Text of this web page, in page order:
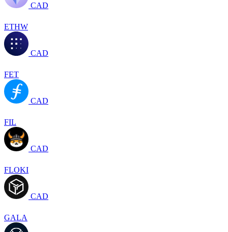
CAD
ETHW
CAD
FET
CAD
FIL
CAD
FLOKI
CAD
GALA